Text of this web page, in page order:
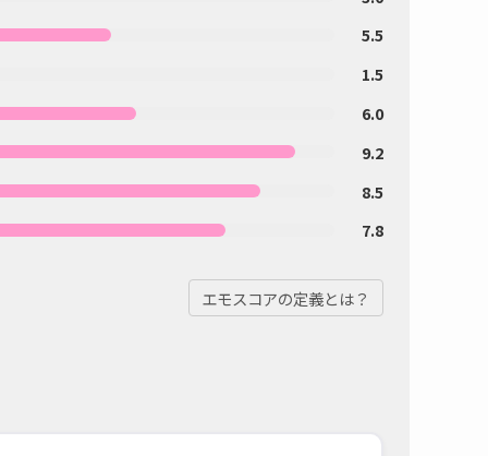
5.5
1.5
6.0
9.2
8.5
7.8
エモスコアの定義とは？